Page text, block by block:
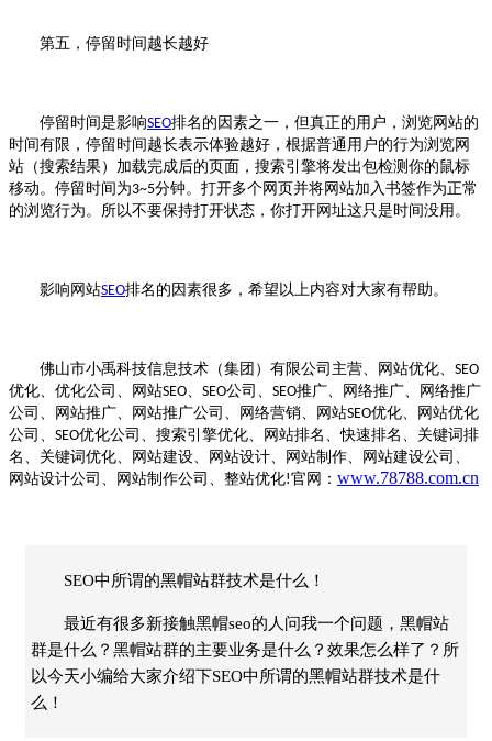
第五，停留时间越长越好
停留时间是影响SEO排名的因素之一，但真正的用户，浏览网站的
时间有限，停留时间越长表示体验越好，根据普通用户的行为浏览网
站（搜索结果）加载完成后的页面，搜索引擎将发出包检测你的鼠标
移动。停留时间为3~5分钟。打开多个网页并将网站加入书签作为正常
的浏览行为。所以不要保持打开状态，你打开网址这只是时间没用。
影响网站SEO排名的因素很多，希望以上内容对大家有帮助。
佛山市小禹科技信息技术（集团）有限公司主营、网站优化、 SEO
优化、优化公司、网站SEO SEO公司、 SEO推广、网络推广、网络推广
公司、网站推广、网站推广公司、网络营销、网站SEO优化、网站优化
公司、 SEO优化公司、搜索引擎优化、网站排名、快速排名、关键词排
名、关键词优化、网站建设、网站设计、网站制作、网站建设公司、
网站设计公司、网站制作公司、整站优化!官网： www.78788.com.cn
SEO中所谓的黑帽站群技术是什么！
最近有很多新接触黑帽seo的人问我一个问题，黑帽站
群是什么？黑帽站群的主要业务是什么？效果怎么样了？所
以今天小编给大家介绍下SEO中所谓的黑帽站群技术是什
么！